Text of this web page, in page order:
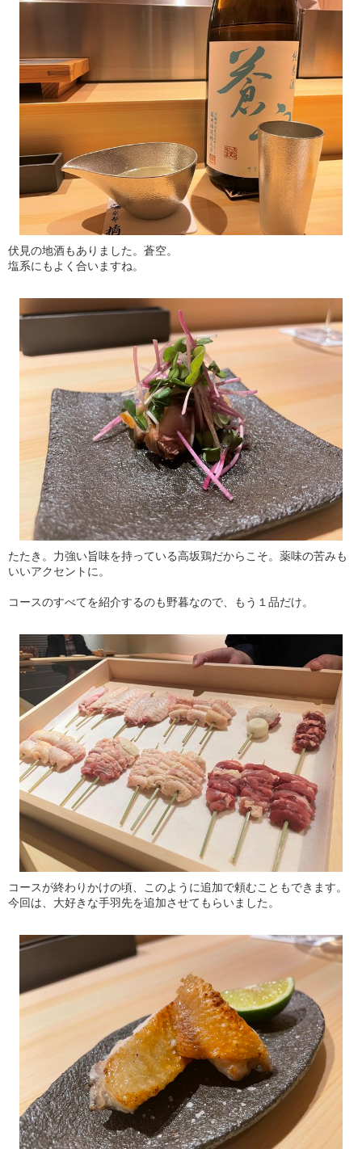
伏見の地酒もありました。蒼空。
塩系にもよく合いますね。
たたき。力強い旨味を持っている高坂鶏だからこそ。薬味の苦みも
いいアクセントに。
コースのすべてを紹介するのも野暮なので、もう１品だけ。
コースが終わりかけの頃、このように追加で頼むこともできます。
今回は、大好きな手羽先を追加させてもらいました。